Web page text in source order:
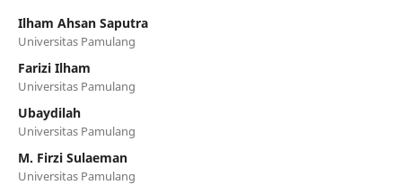
Ilham Ahsan Saputra
Universitas Pamulang
Farizi Ilham
Universitas Pamulang
Ubaydilah
Universitas Pamulang
M. Firzi Sulaeman
Universitas Pamulang